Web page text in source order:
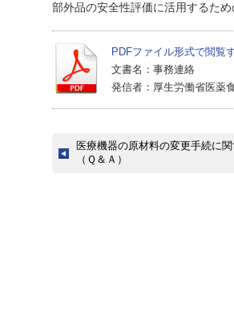
部外品の安全性評価に活用するた
PDFファイル形式で閲覧
文書名：事務連絡
発信者：厚生労働省医薬
医療機器の原材料の変更手続に
（Ｑ＆Ａ）